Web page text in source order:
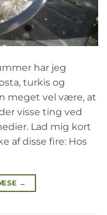
har jeg
turkis og
meget vel være, at
visse ting ved
Lad mig kort
af disse fire: Hos
→